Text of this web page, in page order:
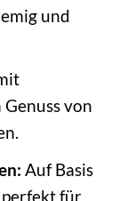
und
von
Auf Basis
perfekt für